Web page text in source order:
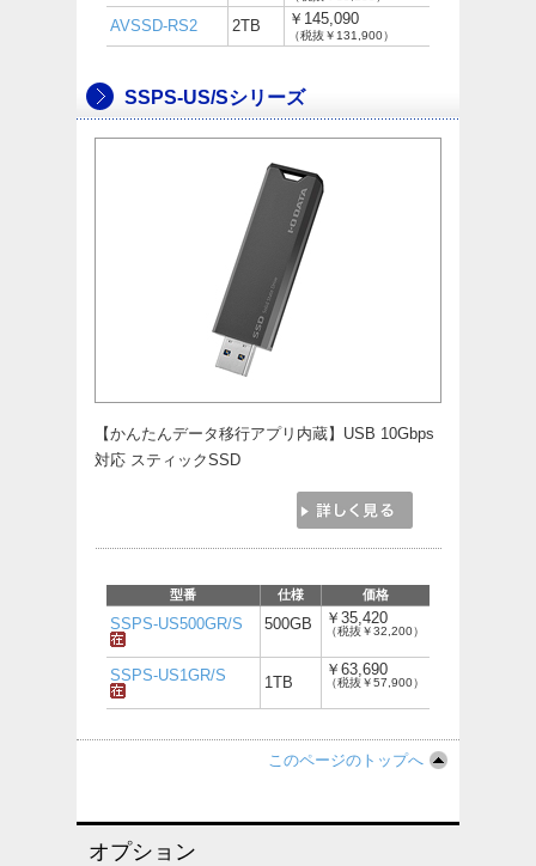
AVSSD-RS2 2TB ￥145,090
（税抜￥131,900）
SSPS-US/Sシリーズ
【かんたんデータ移行アプリ内蔵】USB 10Gbps
対応 スティックSSD
型番 仕様 価格
SSPS-US500GR/S 500GB ￥35,420
（税抜￥32,200）
SSPS-US1GR/S 1TB
￥63,690
（税抜￥57,900）
このページのトップへ
オプション